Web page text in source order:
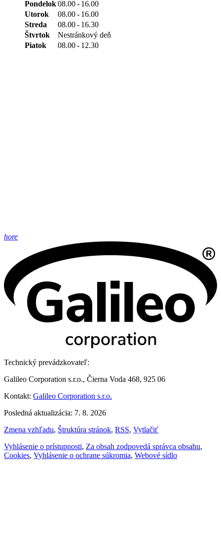
Pondelok08.00- 16.00
Utorok
08.00- 16.00
Streda
08.00- 16.30
Štvrtok
Nestránkový deň
Piatok
08.00- 12.30
hore
Technický prevádzkovateľ:
Galileo Corporation s.r.o., Čierna Voda 468, 925 06
Kontakt: Galileo Corporation s.r.o.
Posledná aktualizácia: 7. 8. 2026
Zmena vzhľadu, Štruktúra stránok, RSS, Vytlačiť
Vyhlásenie o prístupnosti, Za obsah zodpovedá správca obsahu,
Cookies, Vyhlásenie o ochrane súkromia, Webové sídlo